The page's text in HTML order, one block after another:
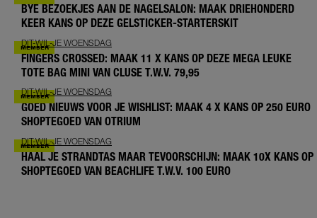
BYE BEZOEKJES AAN DE NAGELSALON: MAAK DRIEHONDERD
KEER KANS OP DEZE GELSTICKER-STARTERSKIT
DIT-WIL-JE WOENSDAG
FINGERS CROSSED: MAAK 11 X KANS OP DEZE MEGA LEUKE
TOTE BAG MINI VAN CLUSE T.W.V. 79,95
DIT-WIL-JE WOENSDAG
GOED NIEUWS VOOR JE WISHLIST: MAAK 4 X KANS OP 250 EURO
SHOPTEGOED VAN OTRIUM
DIT-WIL-JE WOENSDAG
HAAL JE STRANDTAS MAAR TEVOORSCHIJN: MAAK 10X KANS OP
SHOPTEGOED VAN BEACHLIFE T.W.V. 100 EURO